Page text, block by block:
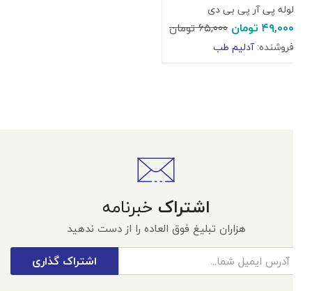
لوله پی آر پی بی دی
۴۹,۰۰۰ تومان۶۵,۰۰۰تومان
فروشنده:آدلیم طب
اشتراکخبرنامه
هزاران تبلیغ فوق العاده را از دست ندهید
اشتراک گذاری